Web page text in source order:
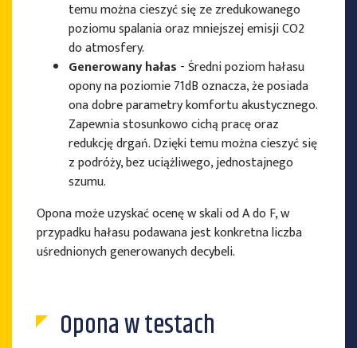
temu można cieszyć się ze zredukowanego
poziomu spalania oraz mniejszej emisji CO2
do atmosfery.
Generowany hałas - Średni poziom hałasu
opony na poziomie 71dB oznacza, że posiada
ona dobre parametry komfortu akustycznego.
Zapewnia stosunkowo cichą pracę oraz
redukcję drgań. Dzięki temu można cieszyć się
z podróży, bez uciążliwego, jednostajnego
szumu.
Opona może uzyskać ocenę w skali od A do F, w
przypadku hałasu podawana jest konkretna liczba
uśrednionych generowanych decybeli.
Opona w testach